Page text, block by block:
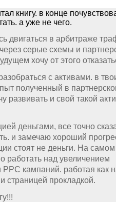
книгу. в конце
а уже не чего.
двигаться в арбитраже
серые схемы и
хочу от этого
с активами. в
полученный в
развивать и свой такой
деньгами, все точно
и замечаю хороший
стоят не деньги. На
работать над увеличением
кампаний. работая как
страницей прокладкой.